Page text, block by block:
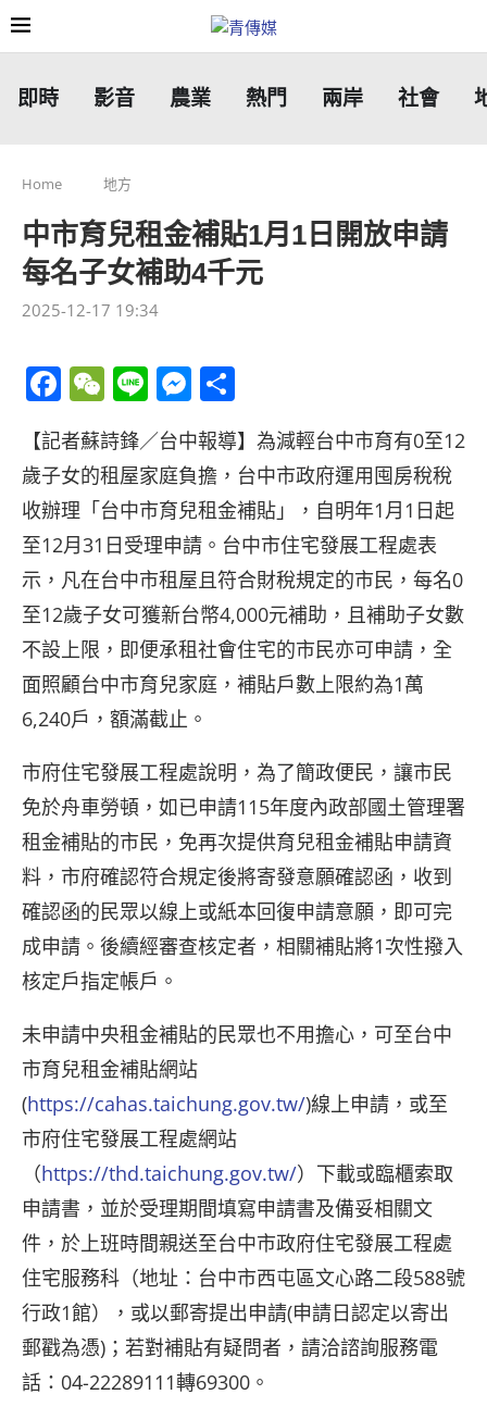
即時 影音 農業 熱門 兩岸 社會
Home 地方
中市育兒租金補貼1月1日開放申請
每名子女補助4千元
2025-12-17 19:34
Facebook
WeChat
LineMessenger
享
【記者蘇詩鋒／台中報導】為減輕台中市育有0至12
歲子女的租屋家庭負擔，台中市政府運用囤房稅稅
收辦理「台中市育兒租金補貼」，自明年1月1日起
至12月31日受理申請。台中市住宅發展工程處表
示，凡在台中市租屋且符合財稅規定的市民，每名0
至12歲子女可獲新台幣4,000元補助，且補助子女數
不設上限，即便承租社會住宅的市民亦可申請，全
面照顧台中市育兒家庭，補貼戶數上限約為1萬
6,240戶，額滿截止。
市府住宅發展工程處說明，為了簡政便民，讓市民
免於舟車勞頓，如已申請115年度內政部國土管理署
租金補貼的市民，免再次提供育兒租金補貼申請資
料，市府確認符合規定後將寄發意願確認函，收到
確認函的民眾以線上或紙本回復申請意願，即可完
成申請。後續經審查核定者，相關補貼將1次性撥入
核定戶指定帳戶。
未申請中央租金補貼的民眾也不用擔心，可至台中
市育兒租金補貼網站
(https://cahas.taichung.gov.tw/)線上申請，或至
市府住宅發展工程處網站
（https://thd.taichung.gov.tw/）下載或臨櫃索取
申請書，並於受理期間填寫申請書及備妥相關文
件，於上班時間親送至台中市政府住宅發展工程處
住宅服務科（地址：台中市西屯區文心路二段588號
行政1館），或以郵寄提出申請(申請日認定以寄出
郵戳為憑)；若對補貼有疑問者，請洽諮詢服務電
話：04-22289111轉69300。